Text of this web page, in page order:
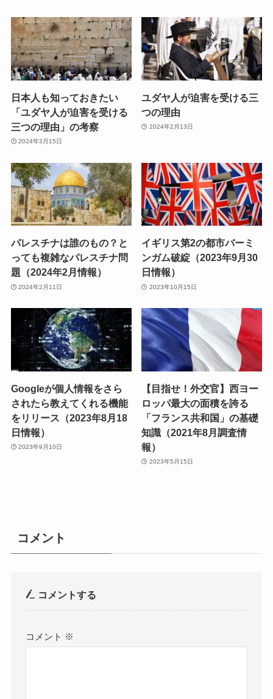
日本人も知っておきたい
「ユダヤ人が迫害を受ける
三つの理由」の考察
2024年3月15日
ユダヤ人が迫害を受ける三
つの理由
2024年2月13日
パレスチナは誰のもの？と
っても複雑なパレスチナ問
題（2024年2月情報）
2024年2月11日
イギリス第2の都市バーミ
ンガム破綻（2023年9月30
日情報）
2023年10月15日
Googleが個人情報をさら
されたら教えてくれる機能
をリリース（2023年8月18
日情報）
2023年9月10日
【目指せ！外交官】西ヨー
ロッパ最大の面積を誇る
「フランス共和国」の基礎
知識（2021年8月調査情
報）
2023年5月15日
コメント
コメントする
コメント ※